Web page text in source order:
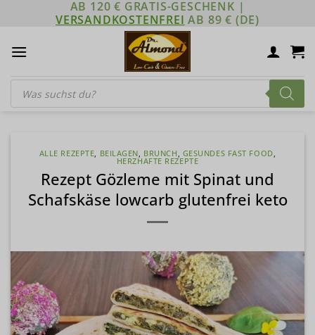
AB 120 € GRATIS-GESCHENK |
VERSANDKOSTENFREI AB 89 € (DE)
Products
search
ALLE REZEPTE, BEILAGEN, BRUNCH , GESUNDES FAST FOOD,
HERZHAFTE REZEPTE
Rezept Gözleme mit Spinat und
Schafskäse lowcarb glutenfrei keto